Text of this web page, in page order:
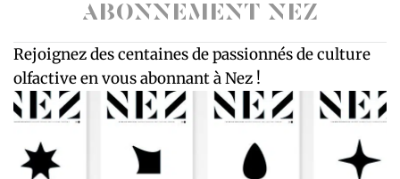
ABONNEMENT NEZ
Rejoignez des centaines de passionnés de culture
olfactive en vous abonnant à Nez !